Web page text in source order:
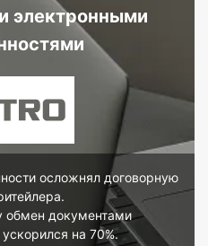
электронными
осложнял договорную
обмен документами
на 70%.